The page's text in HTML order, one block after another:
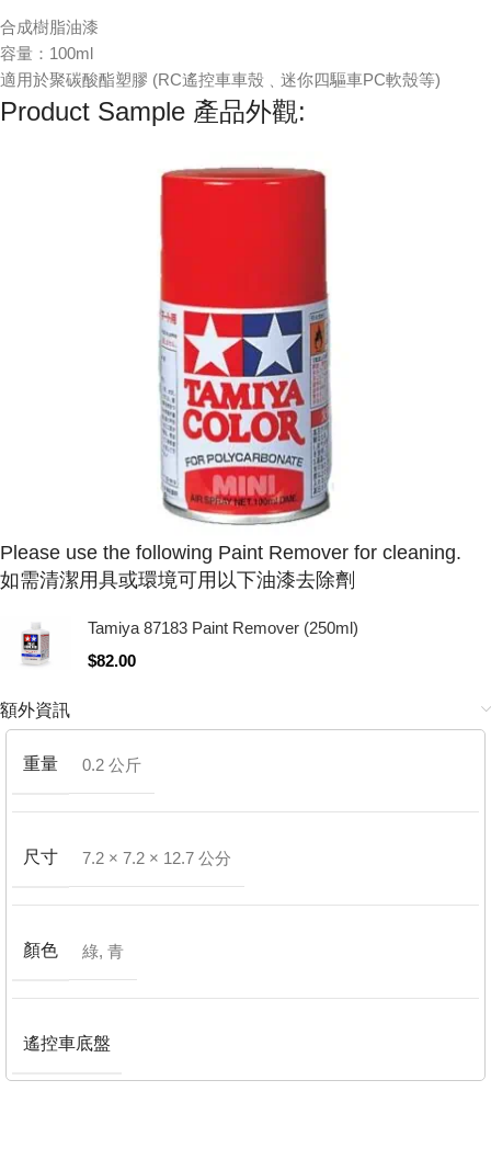
合成樹脂油漆
容量：100ml
適用於聚碳酸酯塑膠 (RC遙控車車殼﹑迷你四驅車PC軟殼等)
Product Sample 產品外觀:
Please use the following Paint Remover for cleaning.
如需清潔用具或環境可用以下油漆去除劑
Tamiya 87183 Paint Remover (250ml)
$82.00
額外資訊
重量 0.2 公斤
尺寸 7.2 × 7.2 × 12.7 公分
顏色 綠, 青
遙控車底盤